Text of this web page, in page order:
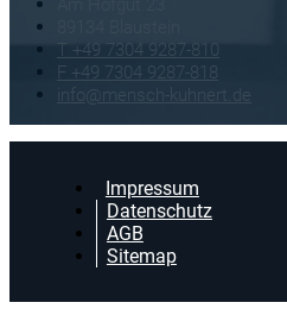
T +49 7304 9287-810
F +49 7304 9287-818
info@mensch-kuhnert.de
Impressum
Datenschutz
AGB
Sitemap